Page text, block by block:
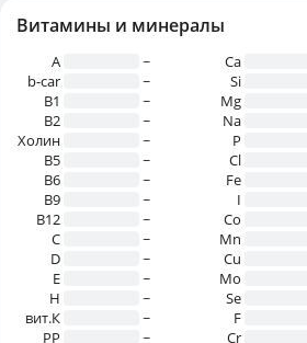
Витамины и минералы
A
~
b-car
~
В1
~
B2
~
Холин
~
B5
~
B6
~
B9
~
B12
~
C
~
D
~
E
~
H
~
вит.К
~
PP
~
Ca
Si
Mg
Na
P
Cl
Fe
I
Co
Mn
Cu
Mo
Se
F
Cr